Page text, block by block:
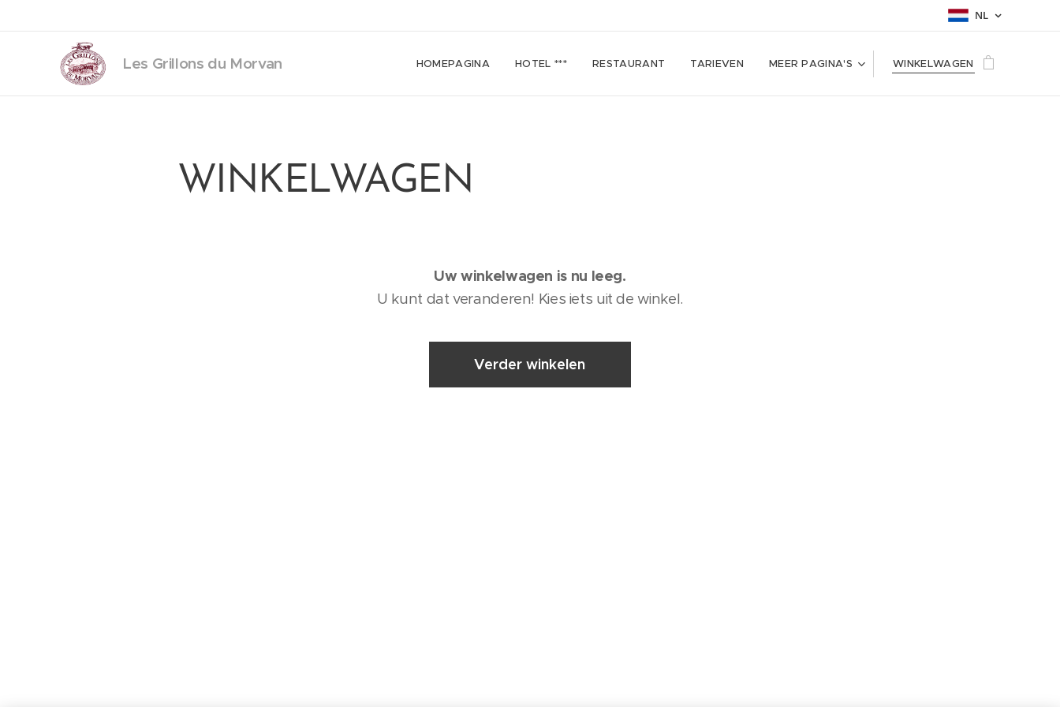
NL
Les Grillons du Morvan HOMEPAGINA HOTEL *** RESTAURANT TARIEVEN MEER PAGINA'S WINKELWAGEN
WINKELWAGEN
Uw winkelwagen is nu leeg.
U kunt dat veranderen! Kies iets uit de winkel.
Verder winkelen